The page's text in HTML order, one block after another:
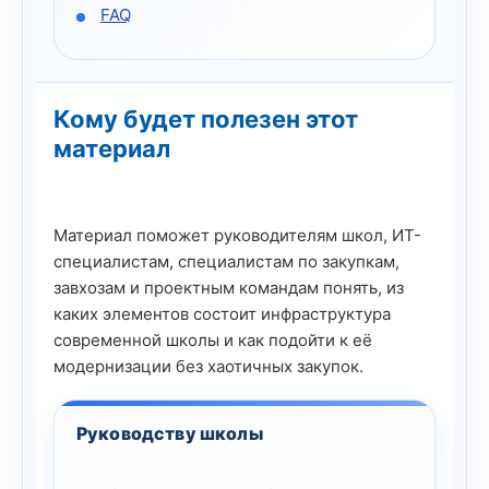
FAQ
Кому будет полезен этот
материал
Материал поможет руководителям школ, ИТ-
специалистам, специалистам по закупкам,
завхозам и проектным командам понять, из
каких элементов состоит инфраструктура
современной школы и как подойти к её
модернизации без хаотичных закупок.
Руководству школы